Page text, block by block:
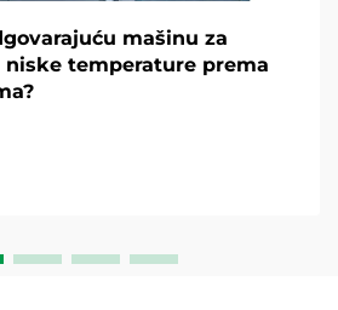
mašinu za
temperature prema